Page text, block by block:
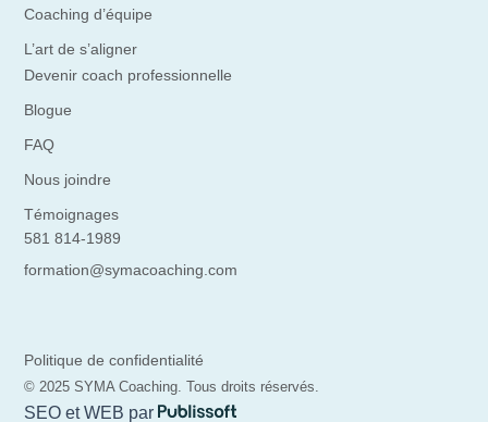
Coaching d’équipe
L’art de s’aligner
Devenir coach professionnelle
Blogue
FAQ
Nous joindre
Témoignages
581 814-1989
formation@symacoaching.com
Politique de confidentialité
© 2025 SYMA Coaching. Tous droits réservés.
SEO et WEB par